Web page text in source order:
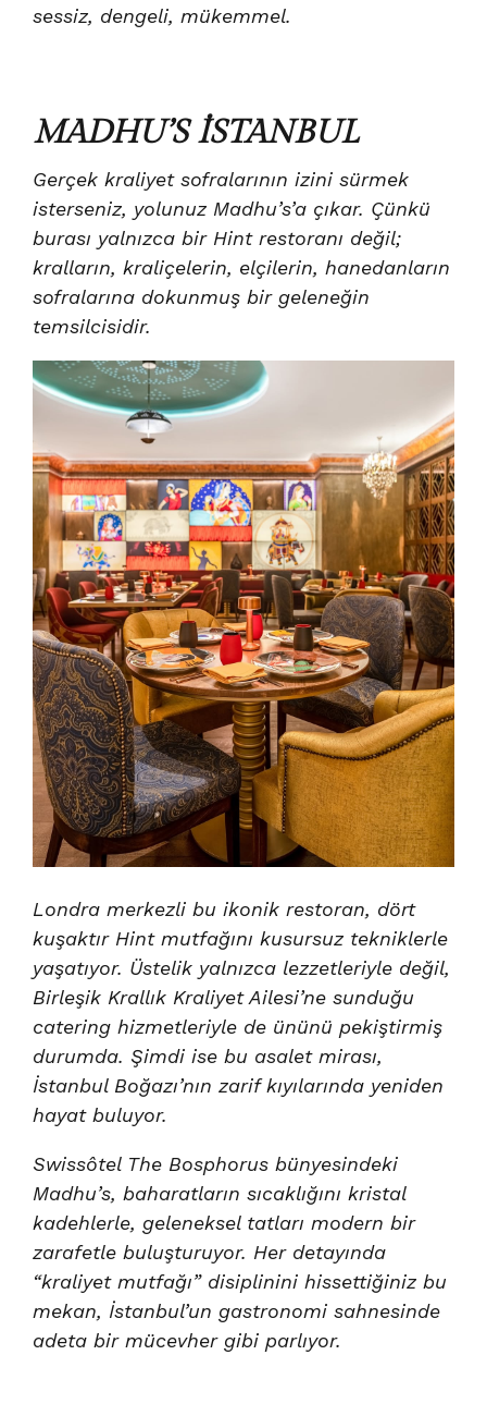
sessiz, dengeli, mükemmel.
MADHU’S İSTANBUL
Gerçek kraliyet sofralarının izini sürmek
isterseniz, yolunuz Madhu’s’a çıkar. Çünkü
burası yalnızca bir Hint restoranı değil;
kralların, kraliçelerin, elçilerin, hanedanların
sofralarına dokunmuş bir geleneğin
temsilcisidir.
Londra merkezli bu ikonik restoran, dört
kuşaktır Hint mutfağını kusursuz tekniklerle
yaşatıyor. Üstelik yalnızca lezzetleriyle değil,
Birleşik Krallık Kraliyet Ailesi’ne sunduğu
catering hizmetleriyle de ününü pekiştirmiş
durumda. Şimdi ise bu asalet mirası,
İstanbul Boğazı’nın zarif kıyılarında yeniden
hayat buluyor.
Swissôtel The Bosphorus bünyesindeki
Madhu’s, baharatların sıcaklığını kristal
kadehlerle, geleneksel tatları modern bir
zarafetle buluşturuyor. Her detayında
“kraliyet mutfağı” disiplinini hissettiğiniz bu
mekan, İstanbul’un gastronomi sahnesinde
adeta bir mücevher gibi parlıyor.